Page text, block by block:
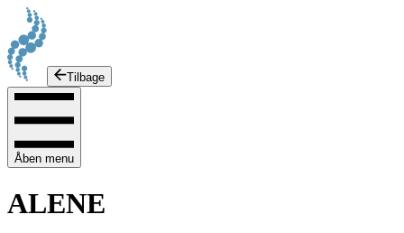
Tilbage
Åben menu
ALENE